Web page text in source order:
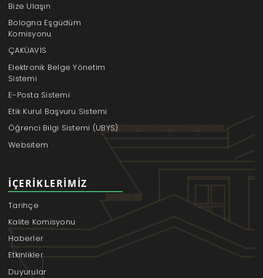
Bize Ulaşın
Bologna Eşgüdüm
Komisyonu
ÇAKÜAVİS
Elektronik Belge Yönetim
Sistemi
E-Posta Sistemi
Etik Kurul Başvuru Sistemi
Öğrenci Bilgi Sistemi (UBYS)
Websitem
İÇERIKLERIMIZ
Tarihçe
Kalite Komisyonu
Haberler
Etkinlikler
Duyurular